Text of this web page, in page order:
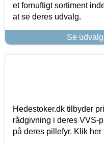
et fornuftigt sortiment
at se deres udvalg.
Se
Hedestoker.dk tilbyder
rådgivning i deres VVS-
på deres pillefyr. Klik